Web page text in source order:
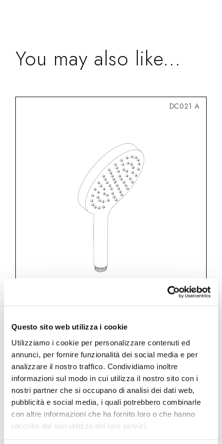
Questo sito web utilizza i cookie
Utilizziamo i cookie per personalizzare contenuti ed
annunci, per fornire funzionalità dei social media e per
analizzare il nostro traffico. Condividiamo inoltre
informazioni sul modo in cui utilizza il nostro sito con i
nostri partner che si occupano di analisi dei dati web,
pubblicità e social media, i quali potrebbero combinarle
con altre informazioni che ha fornito loro o che hanno
raccolto dal suo utilizzo dei loro servizi.
You may also like...
DC021 A
Kits and accessories
1 jet ø 140 mm handshower
DC001 A